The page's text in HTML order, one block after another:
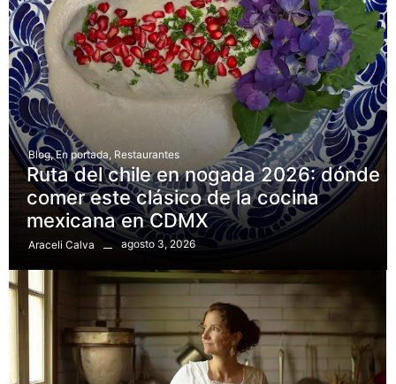
Blog, En portada Restaurantes
Ruta del chile en nogada 2026: dónde
comer este clásico de la cocina
mexicana en CDMX
Araceli Calva agosto 3, 2026